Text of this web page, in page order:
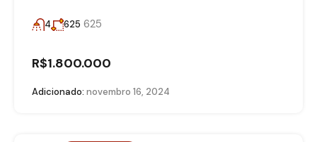
4 625 625
R$1.800.000
Adicionado: novembro 16, 2024